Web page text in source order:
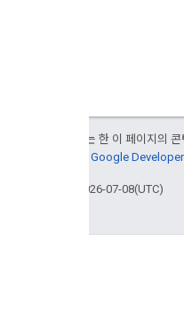
달리 명시되지 않는 한 이 페이지의
Google
최종 업데이트: 2026-07-08(UTC)